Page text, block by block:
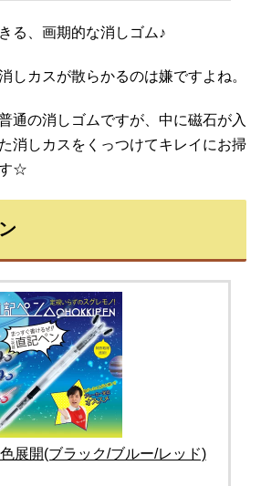
る、画期的な消しゴム♪
しカスが散らかるのは嫌ですよね。
通の消しゴムですが、中に磁石が入
消しカスをくっつけてキレイにお掃
す☆
展開(ブラック/ブルー/レッド)